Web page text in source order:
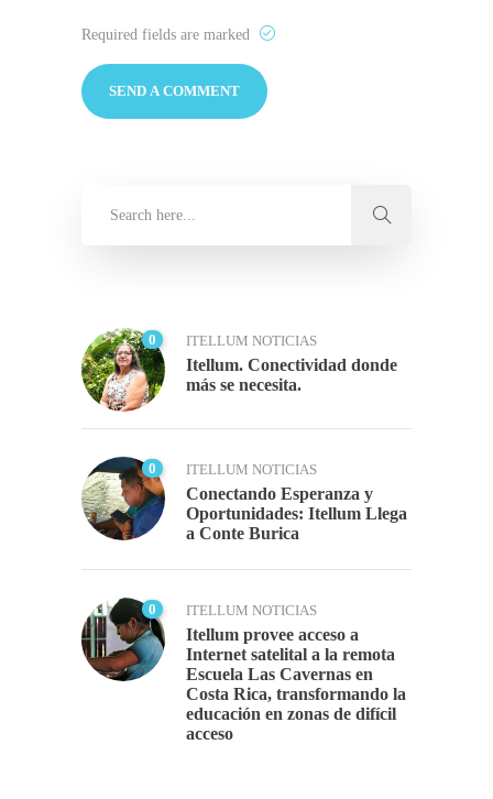
Required fields are marked
0 ITELLUM NOTICIAS
Itellum. Conectividad donde
más se necesita.
0 ITELLUM NOTICIAS
Conectando Esperanza y
Oportunidades: Itellum Llega
a Conte Burica
0 ITELLUM NOTICIAS
Itellum provee acceso a
Internet satelital a la remota
Escuela Las Cavernas en
Costa Rica, transformando la
educación en zonas de difícil
acceso